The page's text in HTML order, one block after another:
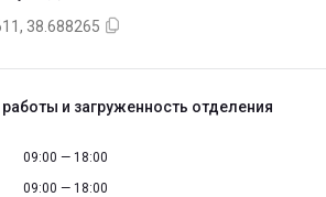
38.688265
и загруженность отделения
09:00 — 18:00
09:00 — 18:00